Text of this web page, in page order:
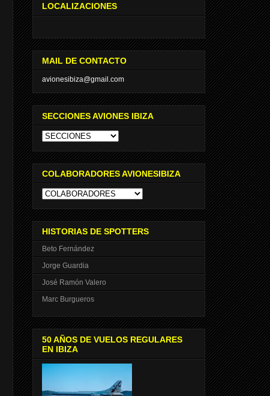
LOCALIZACIONES
MAIL DE CONTACTO
avionesibiza@gmail.com
SECCIONES AVIONES IBIZA
COLABORADORES AVIONESIBIZA
HISTORIAS DE SPOTTERS
Beto Fernández
Jorge Guardia
José Ramón Valero
Marc Burgueros
50 AÑOS DE VUELOS REGULARES
EN IBIZA